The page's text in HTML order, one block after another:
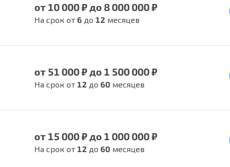
от 10 000 ₽ до 8 000 000 ₽
На срок от 6 до 12 месяцев
от 51 000 ₽ до 1 500 000 ₽
На срок от 12 до 60месяцев
от 15 000 ₽ до 1 000 000 ₽
На срок от 12 до 60месяцев